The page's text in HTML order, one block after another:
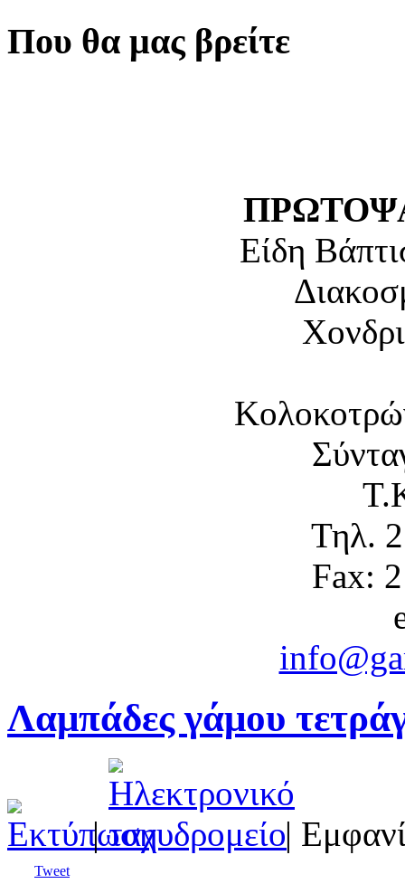
Που θα μας βρείτε
Είδη
Τηλ.
Fax:
Λαμπάδες γάμου
| |
Tweet